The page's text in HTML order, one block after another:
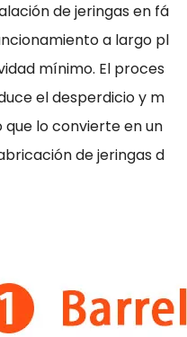
de jeringas en fá
a largo pl
mínimo. El proces
el desperdicio y m
lo convierte en un
de jeringas d